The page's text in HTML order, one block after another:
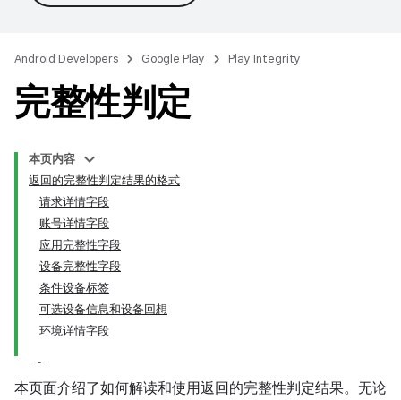
Android Developers Google Play Play Integrity
完整性判定
本页内容
返回的完整性判定结果的格式
请求详情字段
账号详情字段
应用完整性字段
设备完整性字段
条件设备标签
可选设备信息和设备回想
环境详情字段
本页面介绍了如何解读和使用返回的完整性判定结果。无论